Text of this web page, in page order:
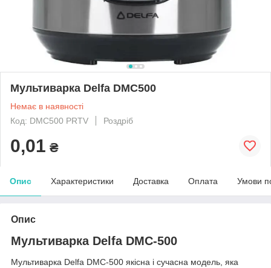
Мультиварка Delfa DMC500
Немає в наявності
Код: DMC500 PRTV
Роздріб
0,01 ₴
Опис Характеристики Доставка Оплата Умови
Опис
Мультиварка Delfa DMC-500
Мультиварка Delfa DMC-500 якісна і сучасна модель, яка